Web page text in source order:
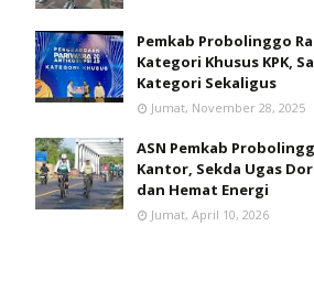
Pemkab Probolinggo
Kategori Khusus KPK,
Kategori Sekaligus
Jumat, November 28, 2025
ASN Pemkab
Kantor, Sekda Ugas
dan Hemat Energi
Jumat, April 10, 2026